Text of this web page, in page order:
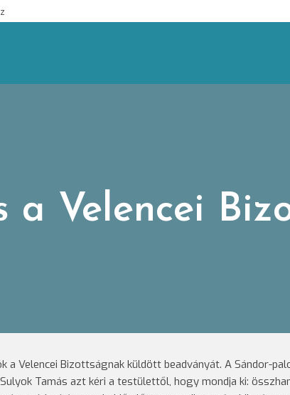
a Velencei
Velencei Bizottságnak küldött beadványát. A Sándor-
Tamás azt kéri a testülettől, hogy mondja ki: